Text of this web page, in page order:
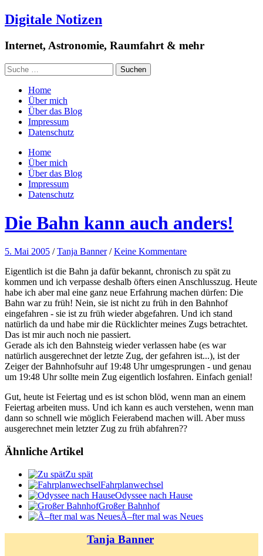
Digitale Notizen
Internet, Astronomie, Raumfahrt & mehr
Home
Über mich
Über das Blog
Impressum
Datenschutz
Home
Über mich
Über das Blog
Impressum
Datenschutz
Die Bahn kann auch anders!
5. Mai 2005 /Tanja Banner /Keine Kommentare
Eigentlich ist die Bahn ja dafür bekannt, chronisch zu spät zu
kommen und ich verpasse deshalb öfters einen Anschlusszug. Heute
habe ich aber mal eine ganz neue Erfahrung machen dürfen: Die
Bahn war zu früh! Nein, sie ist nicht zu früh in den Bahnhof
eingefahren - sie ist zu früh wieder abgefahren. Und ich stand
natürlich da und habe mir die Rücklichter meines Zugs betrachtet.
Das ist mir auch noch nie passiert.
Gerade als ich den Bahnsteig wieder verlassen habe (es war
natürlich ausgerechnet der letzte Zug, der gefahren ist...), ist der
Zeiger der Bahnhofsuhr auf 19:48 Uhr umgesprungen - und genau
um 19:48 Uhr sollte mein Zug eigentlich losfahren. Einfach genial!
Gut, heute ist Feiertag und es ist schon blöd, wenn man an einem
Feiertag arbeiten muss. Und ich kann es auch verstehen, wenn man
dann so schnell wie möglich Feierabend machen will. Aber muss
ausgerechnet mein letzter Zug zu früh abfahren??
Ähnliche Artikel
Zu spät
Fahrplanwechsel
Odyssee nach Hause
Großer Bahnhof
Ã–fter mal was Neues
Tanja Banner